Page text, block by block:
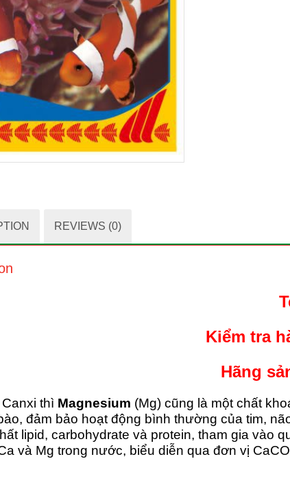
REVIEWS (0)
Kiểm tra
Hãng
thì Magnesium (Mg) cũng là một chất
đảm bảo hoạt động bình thường của tim,
lipid, carbohydrate và protein, tham gia vào
và Mg trong nước, biểu diễn qua đơn vị